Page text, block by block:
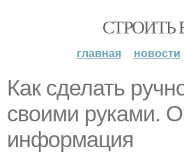
СТРОИТЬ
главная новости
Как сделать
своими руками.
информация